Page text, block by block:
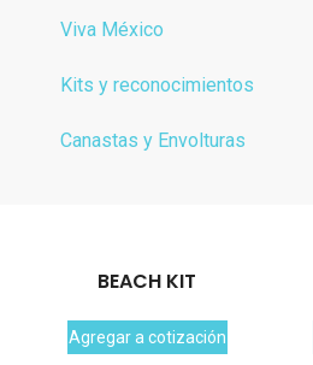
BEACH KIT
Agregar a cotización
Viva México
Kits y reconocimientos
Canastas y Envolturas